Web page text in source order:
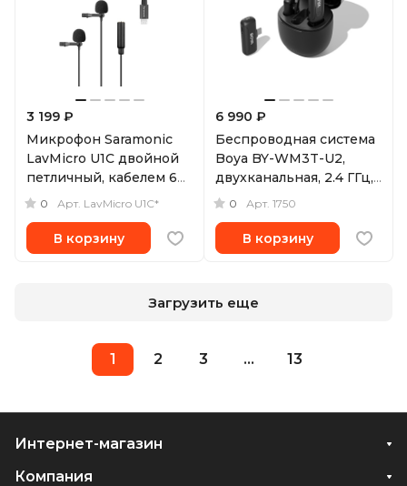
3 199 ₽
Микрофон Saramonic
LavMicro U1C двойной
петличный, кабелем 6м,
Lighting + 3.5 мм
0 Арт. LavMicro U1C*
В корзину
6 990 ₽
Беспроводная система
Boya BY-WM3T-U2,
двухканальная, 2.4 ГГц,
TX+TX+RX, USB-C
0 Арт. 1750
В корзину
Загрузить еще
1 2 3 ... 13
Интернет-магазин
Компания